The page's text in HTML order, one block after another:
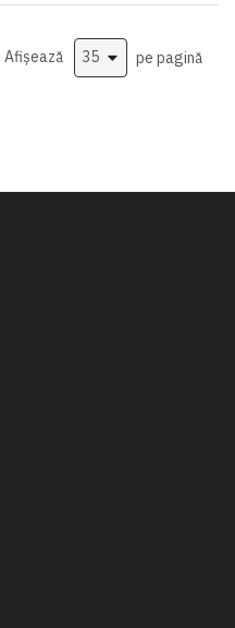
Afișează pe pagină